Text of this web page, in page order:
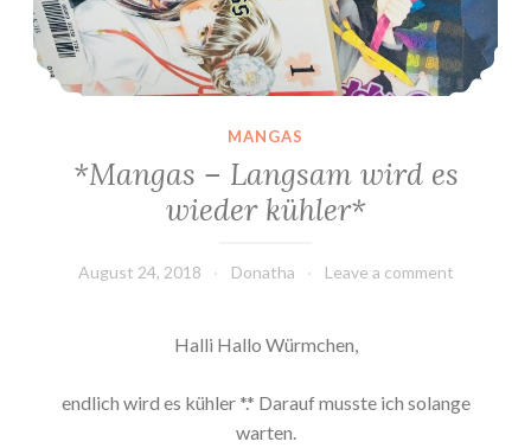
MANGAS
*Mangas – Langsam wird es
wieder kühler*
August 24, 2018 Donatha Leave a comment
Halli Hallo Würmchen,
endlich wird es kühler *.* Darauf musste ich solange
warten.